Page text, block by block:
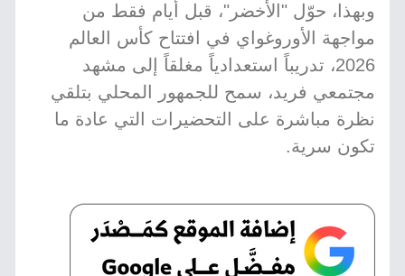
وبهذا، حوّل "الأخضر"، قبل أيام فقط من
مواجهة الأوروغواي في افتتاح كأس العالم
2026، تدريباً استعدادياً مغلقاً إلى مشهد
مجتمعي فريد، سمح للجمهور المحلي بتلقي
نظرة مباشرة على التحضيرات التي عادة ما
تكون سرية.